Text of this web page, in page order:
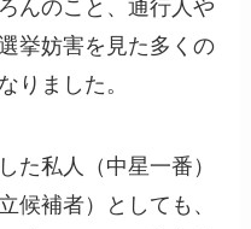
んのこと、通行人や
挙妨害を見た多くの
りました。
た私人（中星一番）
候補者）としても、